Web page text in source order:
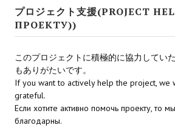
Sea Dogs Remaster Fan Edition
Новости
Новости Архив
МОДЫ ДЛЯ ИГР
プロジェクト支援(PROJECT
ПРОЕКТУ))
このプロジェクトに積極的に協力してい
もありがたいです。
If you want to actively help the project, we
grateful.
Если хотите активно помочь проекту, то
благодарны.